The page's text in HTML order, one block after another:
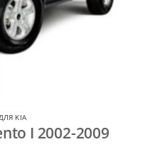
KIA
I 2002-2009